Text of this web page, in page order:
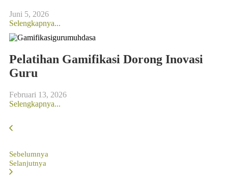
Juni 5, 2026
Selengkapnya...
Pelatihan Gamifikasi Dorong Inovasi
Guru
Februari 13, 2026
Selengkapnya...
Sebelumnya
Selanjutnya